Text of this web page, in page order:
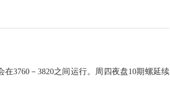
3760－3820之间运行。周四夜盘10期螺延续